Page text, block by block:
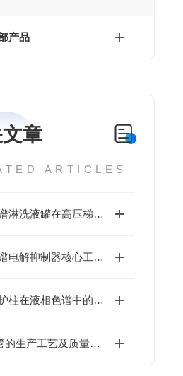
产品
章
ARTICLES
离子色谱淋洗液罐在高压梯度泵系统中的耐压性能与密封设计
离子色谱电解抑制器核心工作原理
离子保护柱在液相色谱中的应用与优势说明
ICP矩管的生产工艺及质量控制介绍